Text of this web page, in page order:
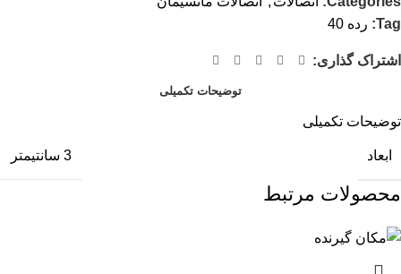
Tag: رده 40
اشتراک گذاری:
توضیحات تکمیلی
توضیحات تکمیلی
ابعاد 3 سانتیمتر
محصولات مرتبط